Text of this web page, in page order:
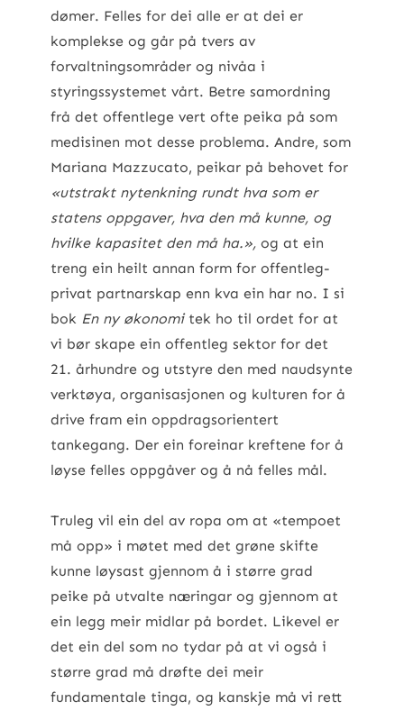
dømer. Felles for dei alle er at dei er
komplekse og går på tvers av
forvaltningsområder og nivåa i
styringssystemet vårt. Betre samordning
frå det offentlege vert ofte peika på som
medisinen mot desse problema. Andre, som
Mariana Mazzucato, peikar på behovet for
«utstrakt nytenkning rundt hva som er
statens oppgaver, hva den må kunne, og
hvilke kapasitet den må ha.»,og at ein
treng ein heilt annan form for offentleg-
privat partnarskap enn kva ein har no. I si
bok En ny økonomi tek ho til ordet for at
vi bør skape ein offentleg sektor for det
21. århundre og utstyre den med naudsynte
verktøya, organisasjonen og kulturen for å
drive fram ein oppdragsorientert
tankegang. Der ein foreinar kreftene for å
løyse felles oppgåver og å nå felles mål.
Truleg vil ein del av ropa om at «tempoet
må opp» i møtet med det grøne skifte
kunne løysast gjennom å i større grad
peike på utvalte næringar og gjennom at
ein legg meir midlar på bordet. Likevel er
det ein del som no tydar på at vi også i
større grad må drøfte dei meir
fundamentale tinga, og kanskje må vi rett